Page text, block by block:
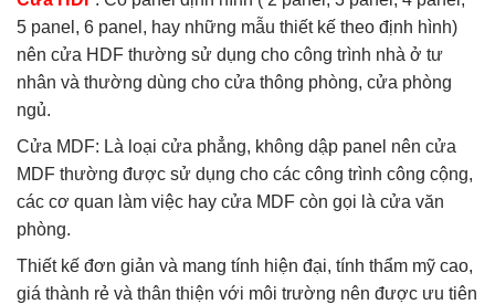
5 panel, 6 panel, hay những mẫu thiết kế theo định hình)
nên cửa HDF thường sử dụng cho công trình nhà ở tư
nhân và thường dùng cho cửa thông phòng, cửa phòng
ngủ.
Cửa MDF: Là loại cửa phẳng, không dập panel nên cửa
MDF thường được sử dụng cho các công trình công cộng,
các cơ quan làm việc hay cửa MDF còn gọi là cửa văn
phòng.
Thiết kế đơn giản và mang tính hiện đại, tính thẩm mỹ cao,
giá thành rẻ và thân thiện với môi trường nên được ưu tiên